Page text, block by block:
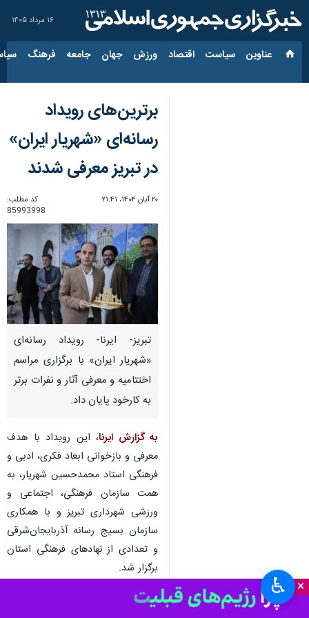
۱۶ مرداد ۱۴۰۵
عناوین‌ سیاست اقتصاد ورزش جهان جامعه فرهنگ
×
برترین‌های رویداد
رسانه‌ای «شهریار ایران»
در تبریز معرفی شدند
۲۰ آبان ۱۴۰۴، ۲۱:۴۱
کد مطلب:
85993998
تبریز- ایرنا- رویداد رسانه‌ای
«شهریار ایران» با برگزاری مراسم
اختتامیه و معرفی آثار و نفرات برتر
به کارخود پایان داد.
به گزارش ایرنا، این رویداد با هدف
معرفی و بازخوانی ابعاد فکری، ادبی و
فرهنگی استاد محمدحسین شهریار، به
همت سازمان فرهنگی، اجتماعی و
ورزشی شهرداری تبریز و با همکاری
سازمان بسیج رسانه آذربایجان‌شرقی
و تعدادی از نهادهای فرهنگی استان
برگزار شد.
امیر نصیربیگی، رئیس سازمان
♿︎